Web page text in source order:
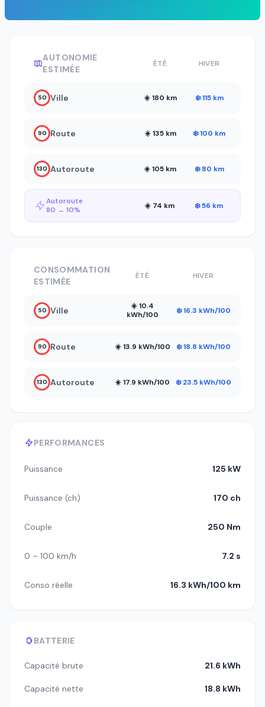
AUTONOMIE
ESTIMÉE
ÉTÉ HIVER
50 Ville ☀️ 180 km ❄️ 115 km
90 Route ☀️ 135 km ❄️ 100 km
130 Autoroute ☀️ 105 km ❄️ 80 km
Autoroute
80 → 10%
☀️ 74 km ❄️ 56 km
PERFORMANCES
Puissance 125 kW
Puissance (ch) 170 ch
Couple 250 Nm
0 – 100 km/h 7.2 s
Conso réelle 16.3 kWh/100 km
BATTERIE
Capacité brute 21.6 kWh
Capacité nette 18.8 kWh
CONSOMMATION
ESTIMÉE
ÉTÉ HIVER
50 Ville
☀️ 10.4
kWh/100
❄️ 16.3 kWh/100
90 Route ☀️ 13.9 kWh/100 ❄️ 18.8 kWh/100
130 Autoroute ☀️ 17.9 kWh/100 ❄️ 23.5 kWh/100